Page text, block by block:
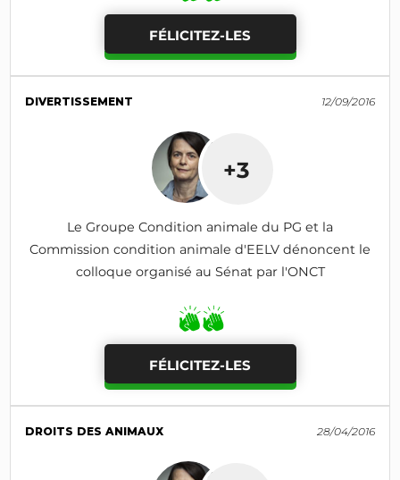
FÉLICITEZ-LES
DIVERTISSEMENT 12/09/2016
+3
Le Groupe Condition animale du PG et la
Commission condition animale d'EELV dénoncent le
colloque organisé au Sénat par l'ONCT
FÉLICITEZ-LES
DROITS DES ANIMAUX 28/04/2016